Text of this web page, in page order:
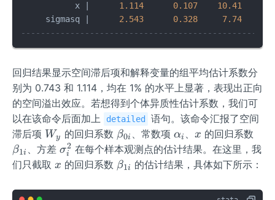
           x
1.114 0.107 10.41
     sigmasq
2.543 0.328 7.74
回归结果显示空间滞后项和解释变量的组平均估计系数分
别为 0.743 和 1.114，均在 1% 的水平上显著，表现出正向
的空间溢出效应。若想得到个体异质性估计系数，我们可
以在该命令后面加上
detailed
语句。该命令汇报了空间
滞后项 W
_y
Wy 的回归系数 \b
et
a_
i}
β0i 、常数项 \a
lp
h
i
αi 、 x
x 的回归系数
et
a_
i}
β1i 、方差\s
ig
a
σi
2 在每个样本观测点的估计结果。在这里，我
们只截取 x
x 的回归系数 \b
a_
β1i 的估计结果，具体如下所示：